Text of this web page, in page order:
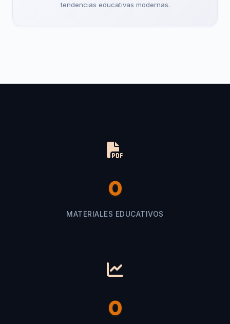
tendencias educativas modernas.
0
MATERIALES EDUCATIVOS
0